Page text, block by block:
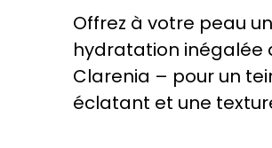
Offrez à votre peau
hydratation inégalée
Clarenia – pour un
éclatant et une